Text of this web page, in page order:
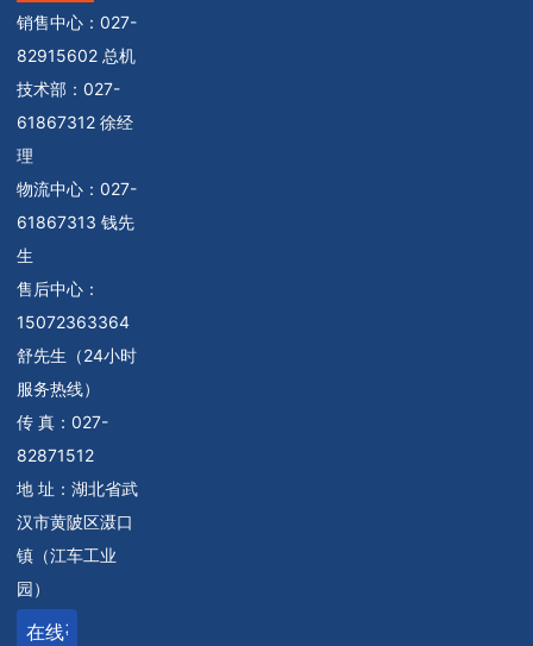
销售中心： 027-
82915602 总机
技术部： 027-
61867312 徐经
理
物流中心： 027-
61867313 钱先
生
售后中心：
15072363364
舒先生（24小时
服务热线）
传 真：027-
82871512
地 址：湖北省武
汉市黄陂区滠口
镇（江车工业
园）
在线咨询